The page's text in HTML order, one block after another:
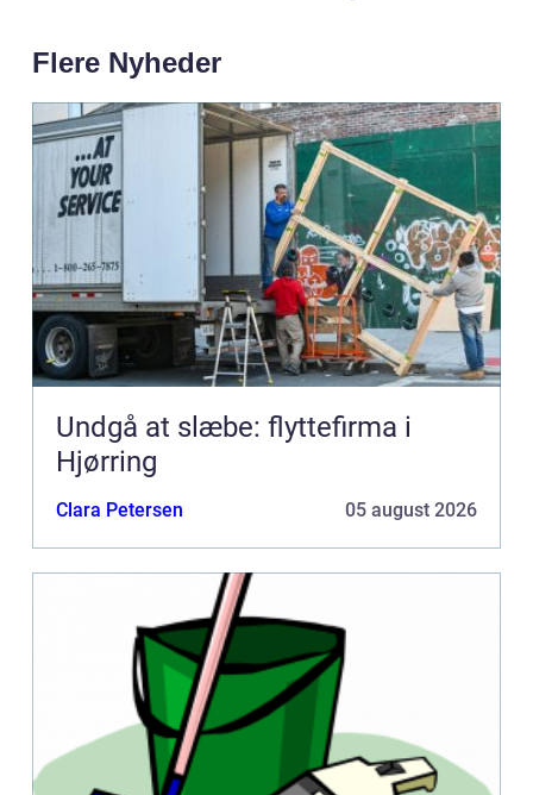
Flere Nyheder
Undgå at slæbe: flyttefirma i
Hjørring
Clara Petersen 05 august 2026